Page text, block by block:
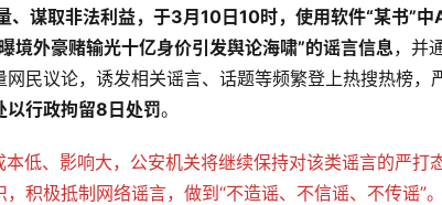
、谋取非法利益，于3月10日10时，使用软件“某书”中
境外豪赌输光十亿身价引发舆论海啸”的谣言信息，并
民议论，诱发相关谣言、话题等频繁登上热搜热榜，
以行政拘留8日处罚。
低、影响大，公安机关将继续保持对该类谣言的严打
积极抵制网络谣言，做到“不造谣、不信谣、不传谣”。